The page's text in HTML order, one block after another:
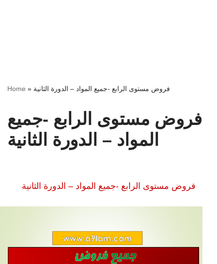
Home » فروض مستوى الرابع -جميع المواد – الدورة الثانية
فروض مستوى الرابع -جميع
المواد – الدورة الثانية
فروض مستوى الرابع -جميع المواد – الدورة الثانية